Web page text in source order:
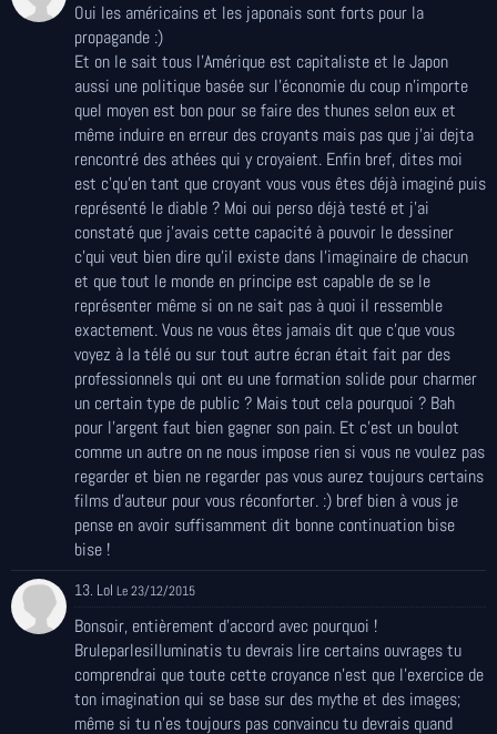
Oui les américains et les japonais sont forts pour la
propagande :)
Et on le sait tous l'Amérique est capitaliste et le Japon
aussi une politique basée sur l'économie du coup n'importe
quel moyen est bon pour se faire des thunes selon eux et
même induire en erreur des croyants mais pas que j'ai dejta
rencontré des athées qui y croyaient. Enfin bref, dites moi
est c'qu'en tant que croyant vous vous êtes déjà imaginé puis
représenté le diable ? Moi oui perso déjà testé et j'ai
constaté que j'avais cette capacité à pouvoir le dessiner
c'qui veut bien dire qu'il existe dans l'imaginaire de chacun
et que tout le monde en principe est capable de se le
représenter même si on ne sait pas à quoi il ressemble
exactement. Vous ne vous êtes jamais dit que c'que vous
voyez à la télé ou sur tout autre écran était fait par des
professionnels qui ont eu une formation solide pour charmer
un certain type de public ? Mais tout cela pourquoi ? Bah
pour l'argent faut bien gagner son pain. Et c'est un boulot
comme un autre on ne nous impose rien si vous ne voulez pas
regarder et bien ne regarder pas vous aurez toujours certains
films d'auteur pour vous réconforter. :) bref bien à vous je
pense en avoir suffisamment dit bonne continuation bise
bise !
13. Lol Le 23/12/2015
Bonsoir, entièrement d'accord avec pourquoi !
Bruleparlesilluminatis tu devrais lire certains ouvrages tu
comprendrai que toute cette croyance n'est que l'exercice de
ton imagination qui se base sur des mythe et des images;
même si tu n'es toujours pas convaincu tu devrais quand